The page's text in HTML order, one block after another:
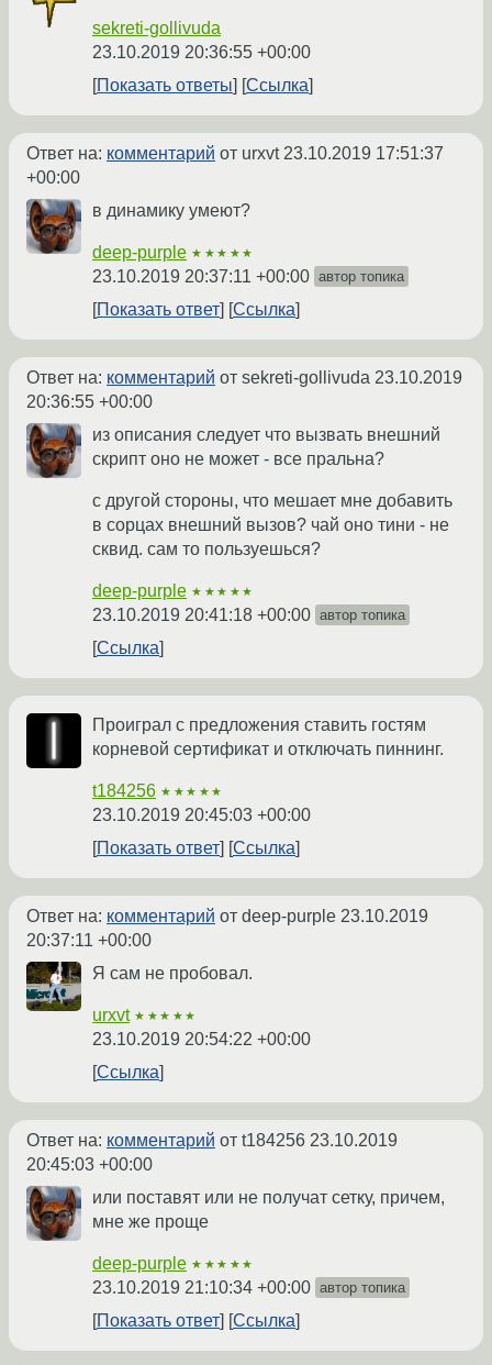
sekreti-gollivuda
23.10.2019 20:36:55 +00:00
Показать ответы
Ссылка
Ответ на: комментарий от urxvt23.10.2019 17:51:37
+00:00
в динамику умеют?
deep-purple ★★★★★
23.10.2019 20:37:11 +00:00 автор топика
Показать ответ Ссылка
Ответ на: комментарий от sekreti-gollivuda 23.10.2019
20:36:55 +00:00
из описания следует что вызвать внешний
скрипт оно не может - все пральна?
с другой стороны, что мешает мне добавить
в сорцах внешний вызов? чай оно тини - не
сквид. сам то пользуешься?
deep-purple ★★★★★
23.10.2019 20:41:18 +00:00 автор топика
Ссылка
Проиграл с предложения ставить гостям
корневой сертификат и отключать пиннинг.
t184256 ★★★★★
23.10.2019 20:45:03 +00:00
Показать ответ
Ссылка
Ответ на: комментарий от deep-purple 23.10.2019
20:37:11 +00:00
Я сам не пробовал.
urxvt ★★★★★
23.10.2019 20:54:22 +00:00
Ссылка
Ответ на: комментарий от t184256 23.10.2019
20:45:03 +00:00
или поставят или не получат сетку, причем,
мне же проще
deep-purple ★★★★★
23.10.2019 21:10:34 +00:00 автор топика
Показать ответ Ссылка